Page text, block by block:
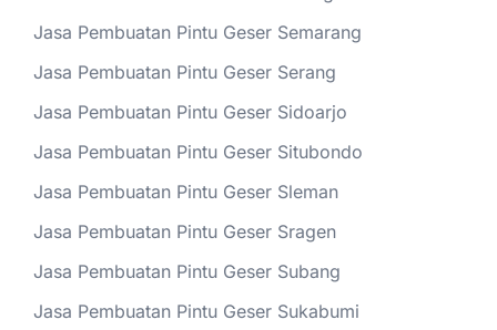
Jasa Pembuatan Pintu Geser Semarang
Jasa Pembuatan Pintu Geser Serang
Jasa Pembuatan Pintu Geser Sidoarjo
Jasa Pembuatan Pintu Geser Situbondo
Jasa Pembuatan Pintu Geser Sleman
Jasa Pembuatan Pintu Geser Sragen
Jasa Pembuatan Pintu Geser Subang
Jasa Pembuatan Pintu Geser Sukabumi